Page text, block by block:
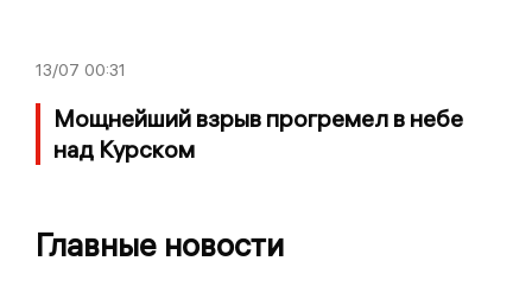
13/07 00:31
Мощнейший взрыв прогремел в небе
над Курском
Главные новости